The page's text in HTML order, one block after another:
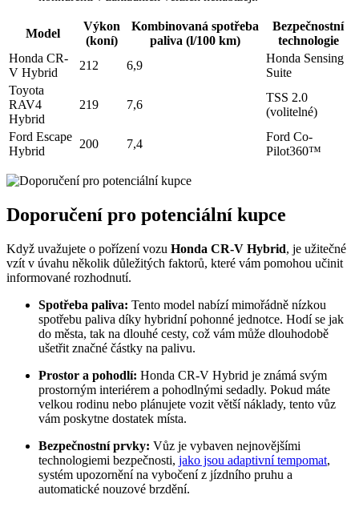
Model
Výkon
(koní)
Kombinovaná spotřeba
paliva (l/100 km)
Bezpečnostní
technologie
Honda CR-
V Hybrid
212 6,9
Honda Sensing
Suite
Toyota
RAV4
Hybrid
219 7,6
TSS 2.0
(volitelné)
Ford Escape
Hybrid
200 7,4
Ford Co-
Pilot360™
Doporučení pro potenciální kupce
Když uvažujete o pořízení vozu Honda CR-V Hybrid, je užitečné
vzít v úvahu několik důležitých faktorů, které vám pomohou učinit
informované rozhodnutí.
Spotřeba paliva: Tento model nabízí mimořádně nízkou
spotřebu paliva díky hybridní pohonné jednotce. Hodí se jak
do města, tak na dlouhé cesty, což vám může dlouhodobě
ušetřit značné částky na palivu.
Prostor a pohodlí: Honda CR-V Hybrid je známá svým
prostorným interiérem a pohodlnými sedadly. Pokud máte
velkou rodinu nebo plánujete vozit větší náklady, tento vůz
vám poskytne dostatek místa.
Bezpečnostní prvky: Vůz je vybaven nejnovějšími
technologiemi bezpečnosti, jako jsou adaptivní tempomat,
systém upozornění na vybočení z jízdního pruhu a
automatické nouzové brzdění.